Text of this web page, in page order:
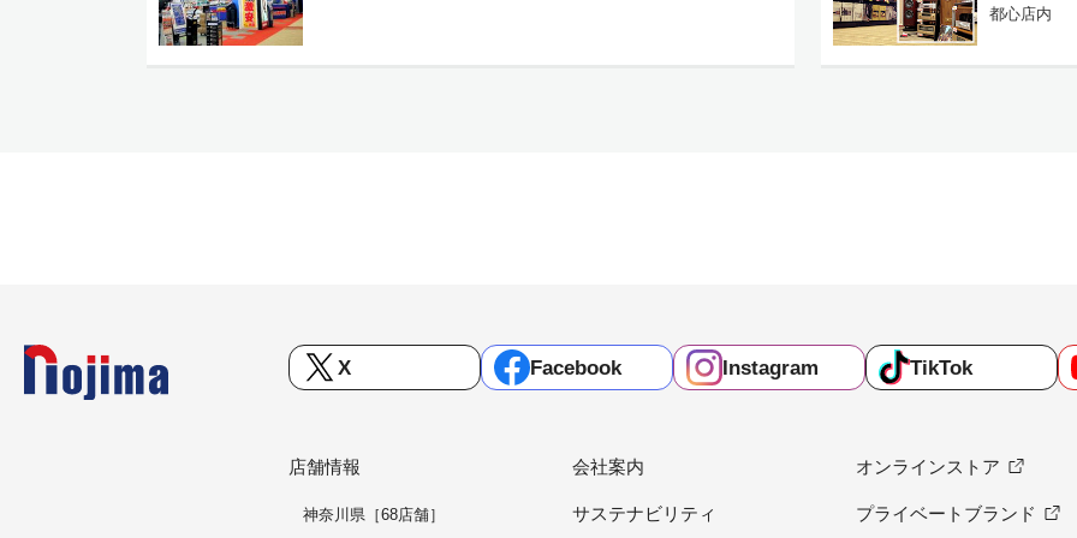
都心店内
X Facebook Instagram TikTok
店舗情報
神奈川県［68店舗］
会社案内
サステナビリティ
オンラインストア
プライベートブランド